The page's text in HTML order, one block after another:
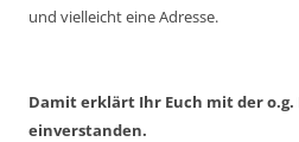
und vielleicht eine Adresse.
Damit erklärt Ihr Euch mit der
einverstanden.